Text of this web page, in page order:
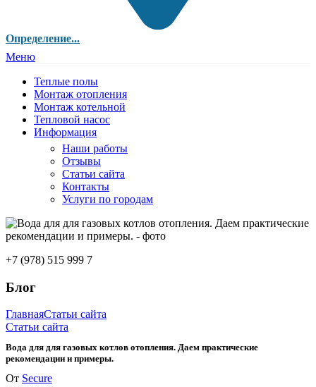
Определение...
Меню
Теплые полы
Монтаж отопления
Монтаж котельной
Тепловой насос
Информация
Наши работы
Отзывы
Статьи сайта
Контакты
Услуги по городам
+7 (978) 515 999 7
Блог
ГлавнаяСтатьи сайта
Статьи сайта
Вода для для газовых котлов отопления. Даем практические
рекомендации и примеры.
От Secure